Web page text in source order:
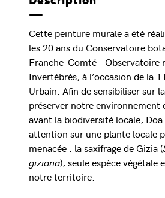
Cette peinture murale a été
les 20 ans du Conservatoire
Franche-Comté – Observatoire
Invertébrés, à l’occasion de la
Urbain. Afin de sensibiliser sur
préserver notre environnement
avant la biodiversité locale,
attention sur une plante locale
menacée : la saxifrage de Gizia (
giziana), seule espèce végétale
notre territoire.